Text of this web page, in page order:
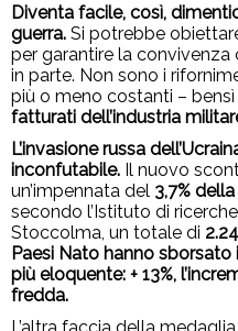
Diventa facile, così,
guerra. Si potrebbe
per garantire la convivenza
in parte. Non sono i
più o meno costanti – bensì
fatturati dell’industria
L’invasione russa
inconfutabile. Il nuovo
un’impennata del 3,7%
secondo l’Istituto di
Stoccolma, un totale di
Paesi Nato hanno sborsato
più eloquente: + 13%,
fredda.